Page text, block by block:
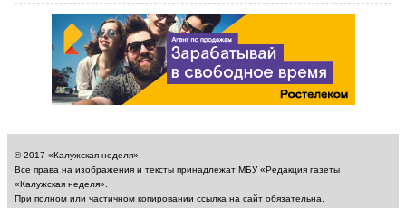
© 2017 «Калужская неделя».
Все права на изображения и тексты принадлежат МБУ «Редакция газеты
«Калужская неделя».
При полном или частичном копировании ссылка на сайт обязательна.